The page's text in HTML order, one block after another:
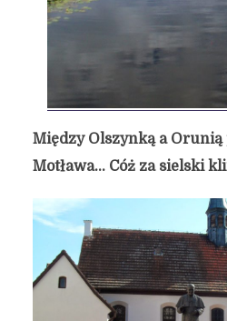
Między Olszynką a Orunią
Motława… Cóż za sielski